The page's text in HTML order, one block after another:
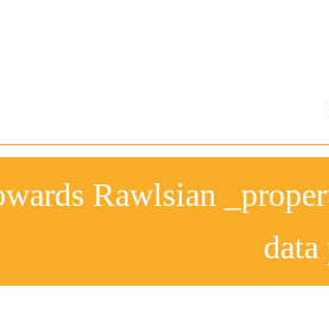
Towards Rawlsian